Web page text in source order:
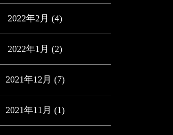
2022年2月 (4)
2022年1月 (2)
2021年12月 (7)
2021年11月 (1)